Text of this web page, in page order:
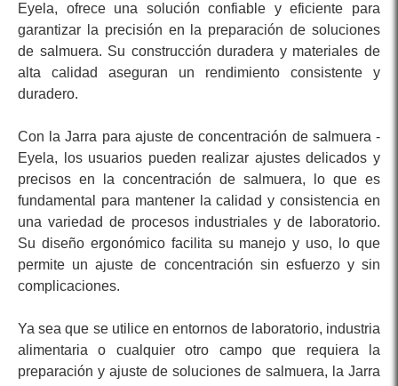
Eyela, ofrece una solución confiable y eficiente para
garantizar la precisión en la preparación de soluciones
de salmuera. Su construcción duradera y materiales de
alta calidad aseguran un rendimiento consistente y
duradero.
Con la Jarra para ajuste de concentración de salmuera -
Eyela, los usuarios pueden realizar ajustes delicados y
precisos en la concentración de salmuera, lo que es
fundamental para mantener la calidad y consistencia en
una variedad de procesos industriales y de laboratorio.
Su diseño ergonómico facilita su manejo y uso, lo que
permite un ajuste de concentración sin esfuerzo y sin
complicaciones.
Ya sea que se utilice en entornos de laboratorio, industria
alimentaria o cualquier otro campo que requiera la
preparación y ajuste de soluciones de salmuera, la Jarra